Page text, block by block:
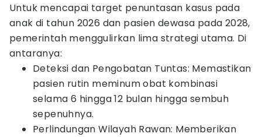
Untuk mencapai target penuntasan kasus pada
anak di tahun 2026 dan pasien dewasa pada 2028,
pemerintah menggulirkan lima strategi utama. Di
antaranya:
Deteksi dan Pengobatan Tuntas: Memastikan
pasien rutin meminum obat kombinasi
selama 6 hingga 12 bulan hingga sembuh
sepenuhnya.
Perlindungan Wilayah Rawan: Memberikan